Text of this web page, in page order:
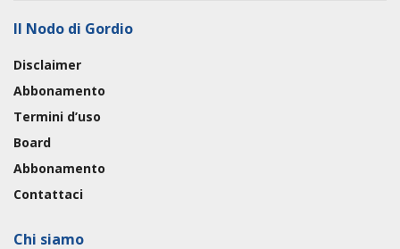
Il Nodo di Gordio
Disclaimer
Abbonamento
Termini d’uso
Board
Abbonamento
Contattaci
Chi siamo